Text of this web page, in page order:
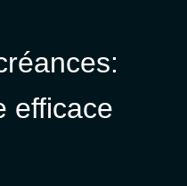
efficace